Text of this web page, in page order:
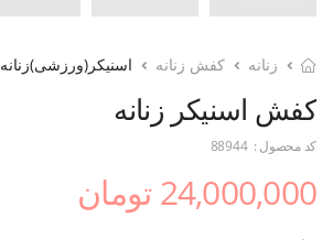
زنانه کفش زنانه اسنیکر(ورزشی)زنانه
کفش اسنیکر زنانه
کد محصول : 88944
24,000,000 تومان